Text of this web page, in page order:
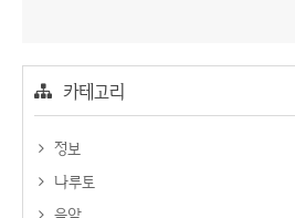
카테고리
정보
나루토
음악